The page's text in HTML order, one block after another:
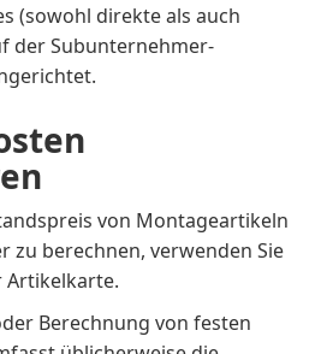
(sowohl direkte als auch
der Subunternehmer-
von Montageartikeln
zu berechnen, verwenden Sie
Artikelkarte.
Berechnung von festen